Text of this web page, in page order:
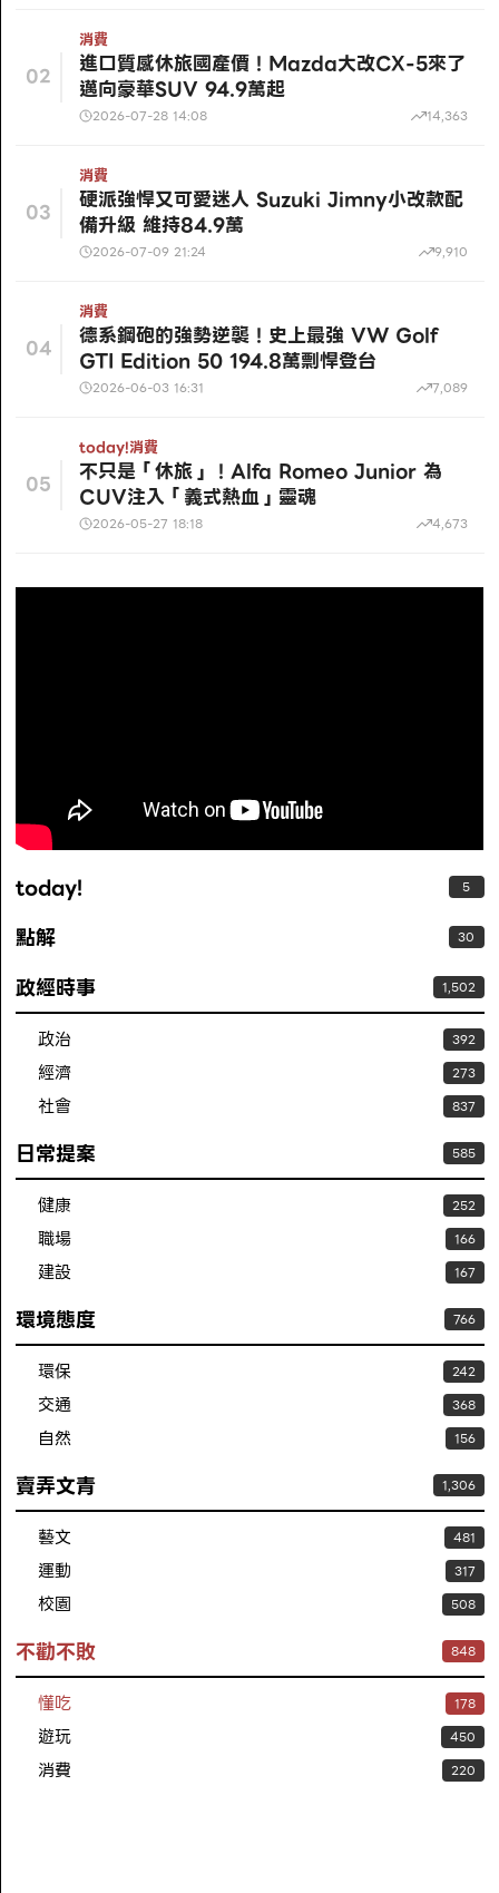
02
消費
進口質感休旅國產價！Mazda大改CX-5來了
邁向豪華SUV 94.9萬起
2026-07-28 14:08 14,363
03
消費
硬派強悍又可愛迷人 Suzuki Jimny小改款配
備升級 維持84.9萬
2026-07-09 21:24 9,910
04
消費
德系鋼砲的強勢逆襲！史上最強 VW Golf
GTI Edition 50 194.8萬剽悍登台
2026-06-03 16:31 7,089
05
today!消費
不只是「休旅」！Alfa Romeo Junior 為
CUV注入「義式熱血」靈魂
2026-05-27 18:18 4,673
today! 5
點解 30
政經時事 1,502
政治 392
經濟 273
社會 837
日常提案 585
健康 252
職場 166
建設 167
環境態度 766
環保 242
交通 368
自然 156
賣弄文青 1,306
藝文 481
運動 317
校園 508
不勸不敗 848
懂吃 178
遊玩 450
消費 220